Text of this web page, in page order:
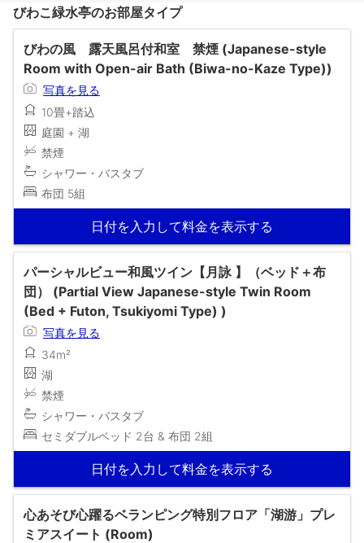
びわこ緑水亭のお部屋タイプ
びわの風 露天風呂付和室 禁煙 (Japanese-style
Room with Open-air Bath (Biwa-no-Kaze Type))
写真を見る
10畳+踏込
庭園 + 湖
禁煙
シャワー・バスタブ
布団 5組
日付を入力して料金を表示する
パーシャルビュー和風ツイン【月詠 】（ベッド＋布
団） (Partial View Japanese-style Twin Room
(Bed + Futon, Tsukiyomi Type) )
写真を見る
34m²
湖
禁煙
シャワー・バスタブ
セミダブルベッド 2台 & 布団 2組
日付を入力して料金を表示する
心あそび心躍るベランピング特別フロア「湖游」プレ
ミアスイート (Room)